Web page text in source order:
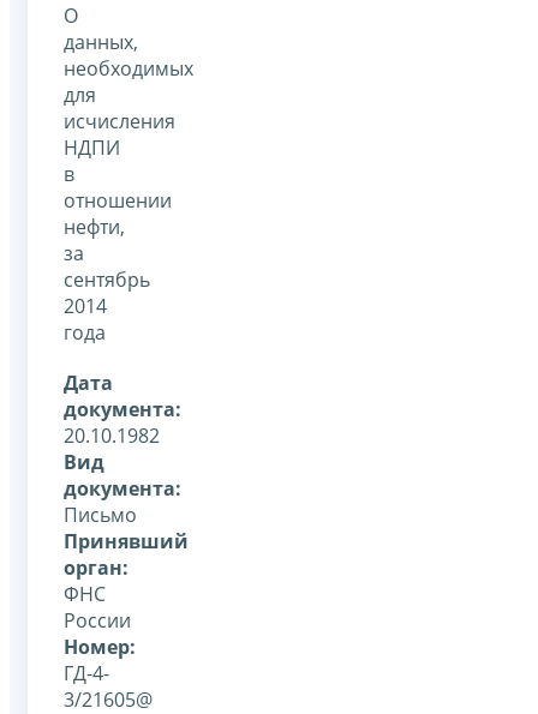
О
данных,
необходимых
для
исчисления
НДПИ
в
отношении
нефти,
за
сентябрь
2014
года
Дата
документа:
20.10.1982
Вид
документа:
Письмо
Принявший
орган:
ФНС
России
Номер:
ГД-4-
3/21605@